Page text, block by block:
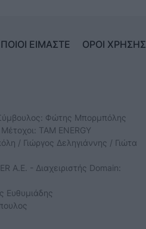
ΠΟΙΟΙ ΕΙΜΑΣΤΕ ΟΡΟΙ ΧΡΗΣΗΣ
Φώτης Μπορμπόλης
TAM ENERGY
/ Γιώργος Δεληγιάννης / Γιώτα
Α.Ε. - Διαχειριστής Domain:
Ευθυμιάδης